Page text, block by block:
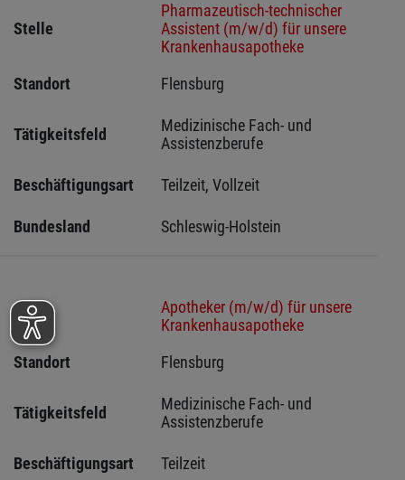
Stelle
Pharmazeutisch-technischer
Assistent (m/w/d) für unsere
Krankenhausapotheke
Standort
Flensburg
Tätigkeitsfeld
Medizinische Fach- und
Assistenzberufe
Beschäftigungsart Teilzeit, Vollzeit
Bundesland Schleswig-Holstein
Stelle
Apotheker (m/w/d) für unsere
Krankenhausapotheke
Standort
Flensburg
Tätigkeitsfeld
Medizinische Fach- und
Assistenzberufe
Beschäftigungsart Teilzeit